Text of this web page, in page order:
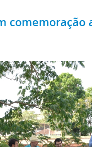
comemoração